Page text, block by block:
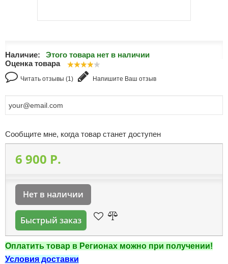
Наличие:
Этого товара нет в наличии
Оценка товара
Читать отзывы (1) Напишите Ваш отзыв
Сообщите мне, когда товар станет доступен
6 900 P.
Нет в наличии
Быстрый заказ
Оплатить товар в Регионах можно при получении!
Условия доставки